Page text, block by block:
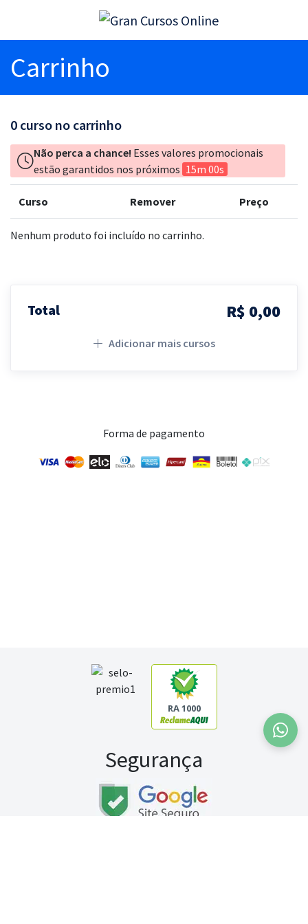
Carrinho
0 curso no carrinho
Não perca a chance! Esses valores promocionais
estão garantidos nos próximos 15m 00s
Curso Remover Preço
Nenhum produto foi incluído no carrinho.
Total R$ 0,00
Adicionar mais cursos
Forma de pagamento
RA 1000
Segurança